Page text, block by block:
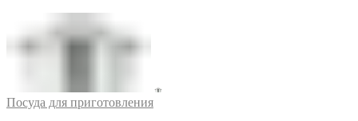
Посуда для приготовления